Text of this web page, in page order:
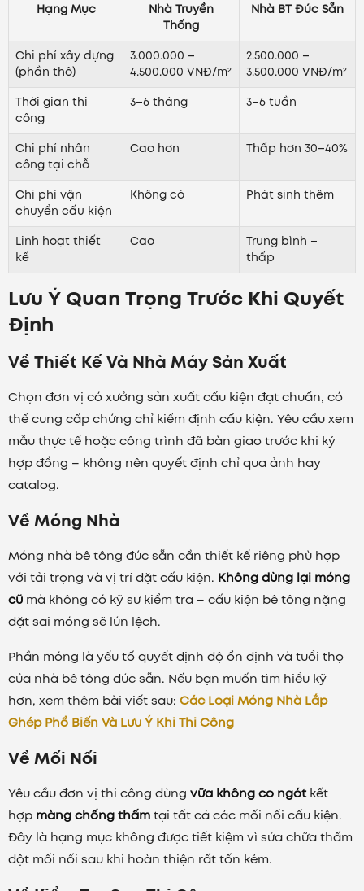
Hạng Mục
Nhà Truyền
Thống
Nhà BT Đúc Sẵn
Chi phí xây dựng
(phần thô)
3.000.000 –
4.500.000 VNĐ/m²
2.500.000 –
3.500.000 VNĐ/m²
Thời gian thi
công
3–6 tháng 3–6 tuần
Chi phí nhân
công tại chỗ
Cao hơn Thấp hơn 30–40%
Chi phí vận
chuyển cấu kiện
Không có Phát sinh thêm
Linh hoạt thiết
kế
Cao
Trung bình –
thấp
Lưu Ý Quan Trọng Trước Khi Quyết
Định
Về Thiết Kế Và Nhà Máy Sản Xuất
Chọn đơn vị có xưởng sản xuất cấu kiện đạt chuẩn, có
thể cung cấp chứng chỉ kiểm định cấu kiện. Yêu cầu xem
mẫu thực tế hoặc công trình đã bàn giao trước khi ký
hợp đồng – không nên quyết định chỉ qua ảnh hay
catalog.
Về Móng Nhà
Móng nhà bê tông đúc sẵn cần thiết kế riêng phù hợp
với tải trọng và vị trí đặt cấu kiện. Không dùng lại móng
cũ mà không có kỹ sư kiểm tra – cấu kiện bê tông nặng
đặt sai móng sẽ lún lệch.
Phần móng là yếu tố quyết định độ ổn định và tuổi thọ
của nhà bê tông đúc sẵn. Nếu bạn muốn tìm hiểu kỹ
hơn, xem thêm bài viết sau: Các Loại Móng Nhà Lắp
Ghép Phổ Biến Và Lưu Ý Khi Thi Công
Về Mối Nối
Yêu cầu đơn vị thi công dùng vữa không co ngótkết
hợp màng chống thấmtại tất cả các mối nối cấu kiện.
Đây là hạng mục không được tiết kiệm vì sửa chữa thấm
dột mối nối sau khi hoàn thiện rất tốn kém.